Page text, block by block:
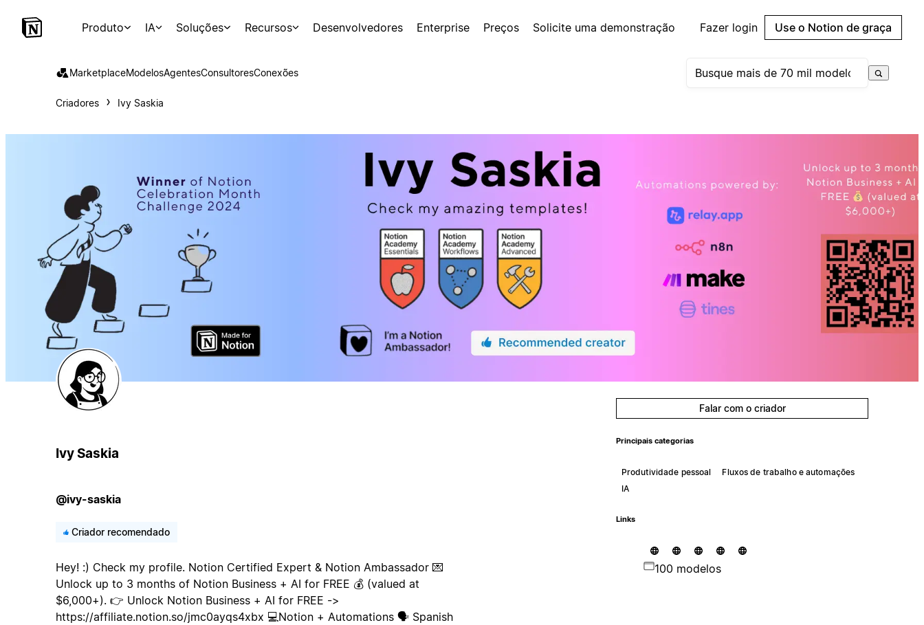
Produto IA Soluções Recursos Desenvolvedores Enterprise Preços Solicite uma demonstração Fazer login Use o Notion de graça
MarketplaceModelosAgentesConsultoresConexões
Criadores Ivy Saskia
Ivy Saskia
@ivy-saskia
Criador recomendado
Hey! :) Check my profile. Notion Certified Expert & Notion Ambassador 💌
Unlock up to 3 months of Notion Business + AI for FREE 💰 (valued at
$6,000+). 👉 Unlock Notion Business + AI for FREE ->
https://affiliate.notion.so/jmc0ayqs4xbx 💻Notion + Automations 🗣 Spanish
Falar com o criador
Principais categorias
Produtividade pessoal
Fluxos de trabalho e automações
IA
Links
100 modelos